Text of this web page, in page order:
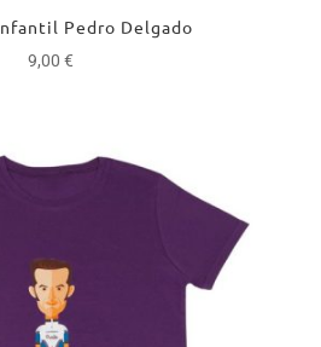
Pedro Delgado
9,00 €